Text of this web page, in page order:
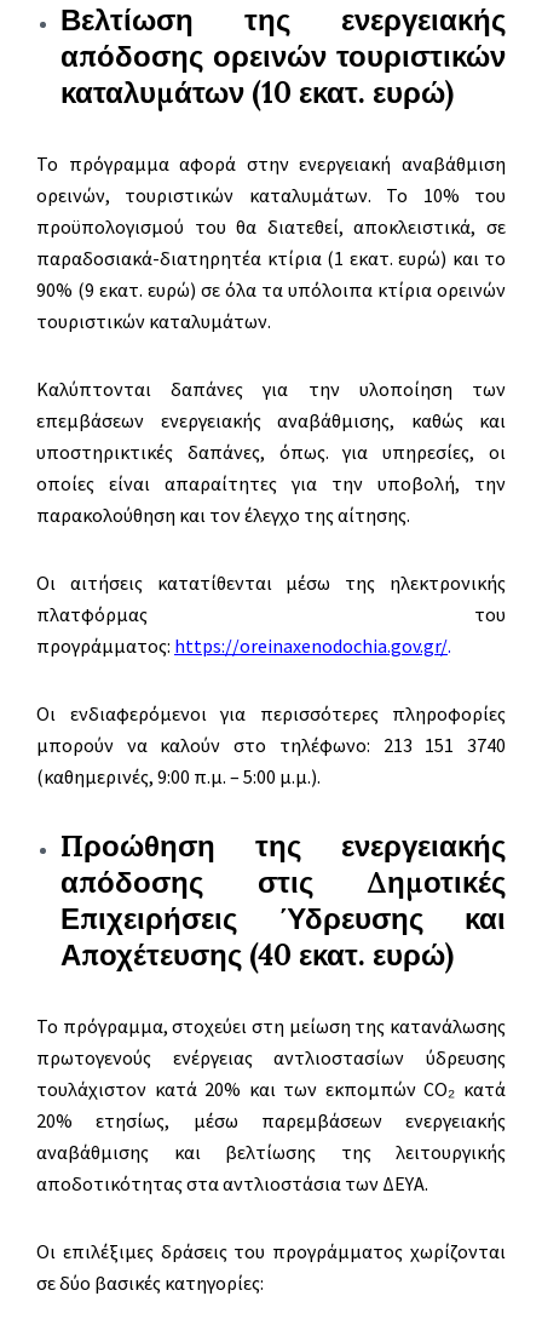
Βελτίωση της ενεργειακής
απόδοσης ορεινών τουριστικών
καταλυμάτων (10 εκατ. ευρώ)
Το πρόγραμμα αφορά στην ενεργειακή αναβάθμιση
ορεινών, τουριστικών καταλυμάτων. Το 10% του
προϋπολογισμού του θα διατεθεί, αποκλειστικά, σε
παραδοσιακά-διατηρητέα κτίρια (1 εκατ. ευρώ) και το
90% (9 εκατ. ευρώ) σε όλα τα υπόλοιπα κτίρια ορεινών
τουριστικών καταλυμάτων.
Καλύπτονται δαπάνες για την υλοποίηση των
επεμβάσεων ενεργειακής αναβάθμισης, καθώς και
υποστηρικτικές δαπάνες, όπως. για υπηρεσίες, οι
οποίες είναι απαραίτητες για την υποβολή, την
παρακολούθηση και τον έλεγχο της αίτησης.
Οι αιτήσεις κατατίθενται μέσω της ηλεκτρονικής
πλατφόρμας του
προγράμματος: https://oreinaxenodochia.gov.gr/.
Οι ενδιαφερόμενοι για περισσότερες πληροφορίες
μπορούν να καλούν στο τηλέφωνο: 213 151 3740
(καθημερινές, 9:00 π.μ. – 5:00 μ.μ.).
Προώθηση της ενεργειακής
απόδοσης στις Δημοτικές
Επιχειρήσεις Ύδρευσης και
Αποχέτευσης (40 εκατ. ευρώ)
Το πρόγραμμα, στοχεύει στη μείωση της κατανάλωσης
πρωτογενούς ενέργειας αντλιοστασίων ύδρευσης
τουλάχιστον κατά 20% και των εκπομπών CO₂ κατά
20% ετησίως, μέσω παρεμβάσεων ενεργειακής
αναβάθμισης και βελτίωσης της λειτουργικής
αποδοτικότητας στα αντλιοστάσια των ΔΕΥΑ.
Οι επιλέξιμες δράσεις του προγράμματος χωρίζονται
σε δύο βασικές κατηγορίες: